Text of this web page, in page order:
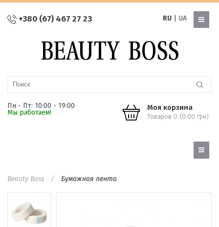
+380 (67) 467 27 23 RU| UA
Пн - Пт: 10:00 - 19:00
Мы работаем!
Моя корзина
Товаров 0 (0.00 грн)
Beauty Boss Бумажная лента